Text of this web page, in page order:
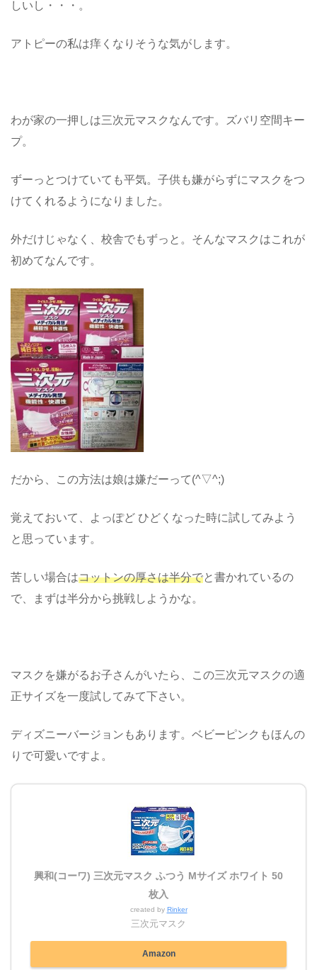
しいし・・・。
アトピーの私は痒くなりそうな気がします。
わが家の一押しは三次元マスクなんです。ズバリ空間キー
プ。
ずーっとつけていても平気。子供も嫌がらずにマスクをつ
けてくれるようになりました。
外だけじゃなく、校舎でもずっと。そんなマスクはこれが
初めてなんです。
だから、この方法は娘は嫌だーって(^▽^;)
覚えておいて、よっぽど ひどくなった時に試してみよう
と思っています。
苦しい場合はコットンの厚さは半分でと書かれているの
で、まずは半分から挑戦しようかな。
マスクを嫌がるお子さんがいたら、この三次元マスクの適
正サイズを一度試してみて下さい。
ディズニーバージョンもあります。ベビーピンクもほんの
りで可愛いですよ。
興和(コーワ) 三次元マスク ふつう Mサイズ ホワイト 50
枚入
created by Rinker
三次元マスク
Amazon